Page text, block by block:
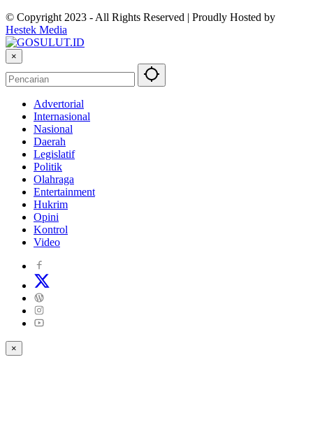
© Copyright 2023 - All Rights Reserved | Proudly Hosted by
Hestek Media
×
Advertorial
Internasional
Nasional
Daerah
Legislatif
Politik
Olahraga
Entertainment
Hukrim
Opini
Kontrol
Video
×